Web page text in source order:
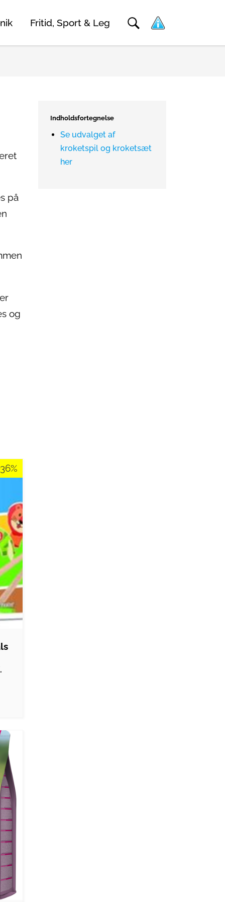
Fritid, Sport & Leg
på
og
Indholdsfortegnelse
Se udvalget af
kroketspil og kroketsæt
her